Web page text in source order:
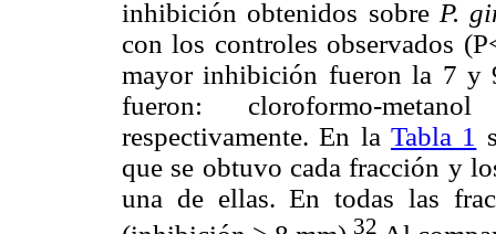
inhibición obtenidos sobre P.
con los controles observados
mayor inhibición fueron la 7 y
fueron: cloroformo-
respectivamente. En la Tabla 1
que se obtuvo cada fracción y
una de ellas. En todas las
32